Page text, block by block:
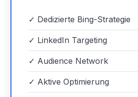
✓ Dedizierte Bing-Strategie
✓ LinkedIn Targeting
✓ Audience Network
✓ Aktive Optimierung